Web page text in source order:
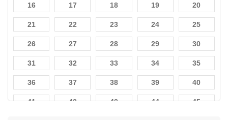
16 17 18 19 20
21 22 23 24 25
26 27 28 29 30
31 32 33 34 35
36 37 38 39 40
41 42 43 44 45